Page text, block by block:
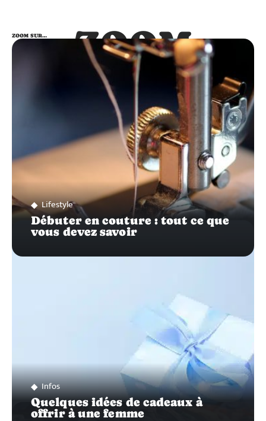
ZOOM
SUR…
ZOOM SUR…
Lifestyle
Débuter en couture : tout ce que
vous devez savoir
Infos
Quelques idées de cadeaux à
offrir à une femme